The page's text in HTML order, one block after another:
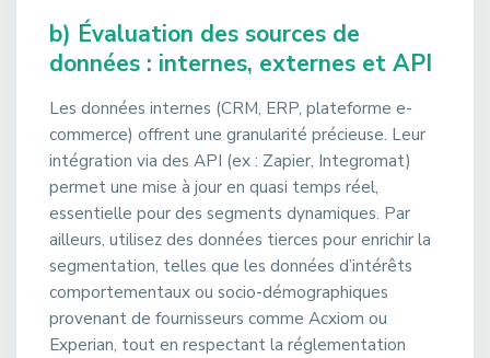
b) Évaluation des sources de
données : internes, externes et API
Les données internes (CRM, ERP, plateforme e-
commerce) offrent une granularité précieuse. Leur
intégration via des API (ex : Zapier, Integromat)
permet une mise à jour en quasi temps réel,
essentielle pour des segments dynamiques. Par
ailleurs, utilisez des données tierces pour enrichir la
segmentation, telles que les données d’intérêts
comportementaux ou socio-démographiques
provenant de fournisseurs comme Acxiom ou
Experian, tout en respectant la réglementation